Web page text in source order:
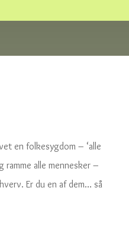
en folkesygdom – ‘alle
ramme alle mennesker –
Er du en af dem… så